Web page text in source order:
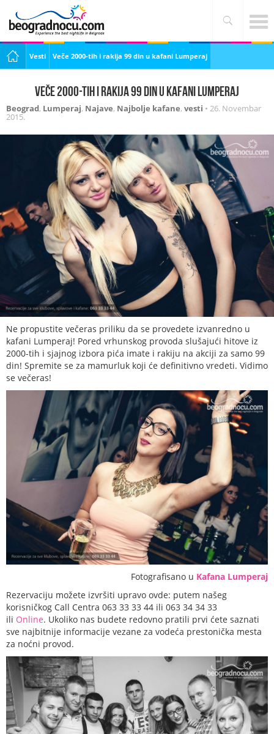
Vesti Veče 2000-tih i rakija 99 din u kafani Lumperaj
Veče 2000-tih i rakija 99 din u kafani Lumperaj
Beograd, Lumperaj, Najave, Najbolje kafane, vesti • 26. Novembar
2015.
Ne propustite večeras priliku da se provedete izvanredno u
kafani Lumperaj! Pored vrhunskog provoda slušajući hitove iz
2000-tih i sjajnog izbora pića imate i rakiju na akciji za samo 99
din! Spremite se za mamurluk koji će definitivno vredeti. Vidimo
se večeras!
Fotografisano u Kafana Lumperaj
Rezervaciju možete izvršiti upravo ovde: putem našeg
korisničkog Call Centra 063 33 33 44 ili 063 34 34 33
ili Online. Ukoliko nas budete redovno pratili prvi ćete saznati
sve najbitnije informacije vezane za vodeća prestonička mesta
za noćni provod.